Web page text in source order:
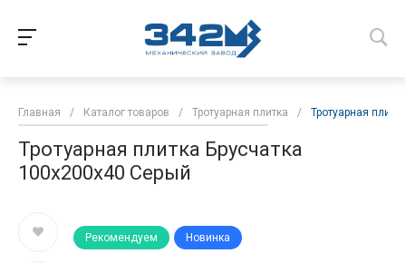
Главная / Каталог товаров / Тротуарная плитка / Тротуарная
Тротуарная плитка Брусчатка
100х200х40 Серый
Рекомендуем Новинка